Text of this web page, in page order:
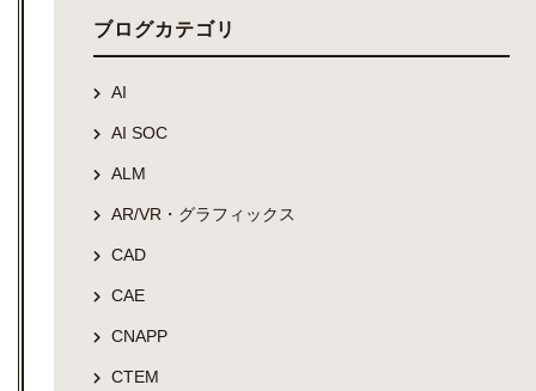
ブログカテゴリ
AI
AI SOC
ALM
AR/VR・グラフィックス
CAD
CAE
CNAPP
CTEM